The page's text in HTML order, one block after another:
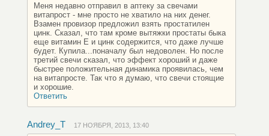
Меня недавно отправил в аптеку за свечами
витапрост - мне просто не хватило на них денег.
Взамен провизор предложил взять простатилен
цинк. Сказал, что там кроме вытяжки простаты быка
еще витамин Е и цинк содержится, что даже лучше
будет. Купила...поначалу был недоволен. Но после
третий свечи сказал, что эффект хороший и даже
быстрее положительная динамика проявилась, чем
на витапросте. Так что я думаю, что свечи стоящие
и хорошие.
Ответить
Andrey_T 17 НОЯБРЯ, 2013, 13:40